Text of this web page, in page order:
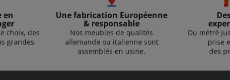
en
choix, des
grandes
Une fabrication Européenne
& responsable
Nos meubles de qualités
allemande ou italienne sont
assemblés en usine.
Du métré
prise
des